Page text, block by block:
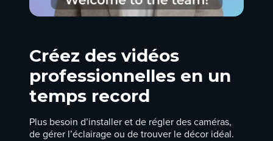
Créez des vidéos
professionnelles en un
temps record
Plus besoin d’installer et de régler des caméras,
de gérer l’éclairage ou de trouver le décor idéal.